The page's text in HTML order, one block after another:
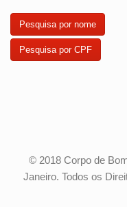
Pesquisa por nome
Pesquisa por CPF
© 2018 Corpo de
Janeiro. Todos os